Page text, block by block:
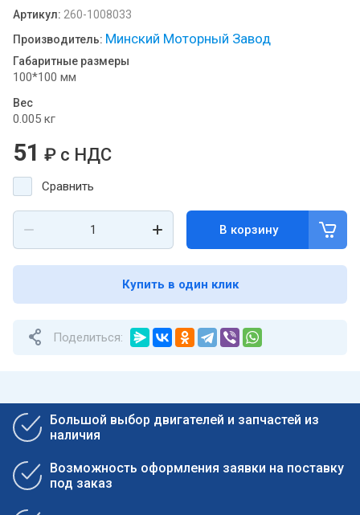
Артикул: 260-1008033
Производитель: Минский Моторный Завод
Габаритные размеры
100*100 мм
Вес
0.005 кг
51 ₽ с НДС
Сравнить
В корзину
Купить в один клик
Поделиться:
Большой выбор двигателей и запчастей из
наличия
Возможность оформления заявки на поставку
под заказ